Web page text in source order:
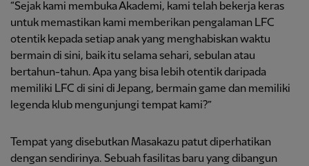
“Sejak kami membuka Akademi, kami telah bekerja keras
untuk memastikan kami memberikan pengalaman LFC
otentik kepada setiap anak yang menghabiskan waktu
bermain di sini, baik itu selama sehari, sebulan atau
bertahun-tahun. Apa yang bisa lebih otentik daripada
memiliki LFC di sini di Jepang, bermain game dan memiliki
legenda klub mengunjungi tempat kami?”
Tempat yang disebutkan Masakazu patut diperhatikan
dengan sendirinya. Sebuah fasilitas baru yang dibangun